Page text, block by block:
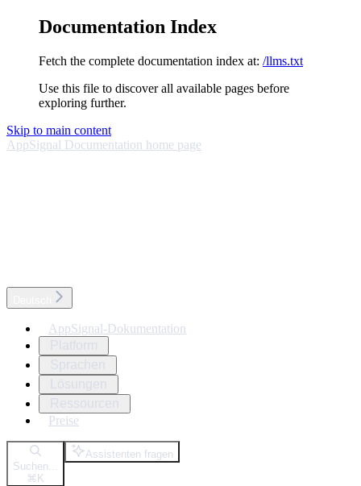
Documentation Index
Fetch the complete documentation index at: /llms.txt
Use this file to discover all available pages before
exploring further.
Skip to main content
AppSignal Documentation home page
AppSignal-Dokumentation
Preise
Suchen...
⌘ K
Assistenten fragen